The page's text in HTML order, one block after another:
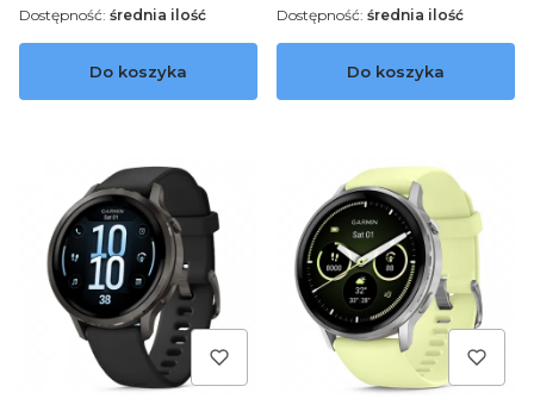
Do koszyka
Dostępność: średnia ilość
Do koszyka
Dostępność: średnia ilość